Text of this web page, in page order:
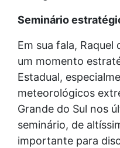
Seminário
Em sua fala,
um momento
Estadual,
meteorológicos
Grande do Sul nos
seminário, de
importante para